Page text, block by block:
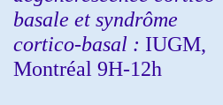
basale et syndrôme
cortico-basal : IUGM,
Montréal 9H-12h